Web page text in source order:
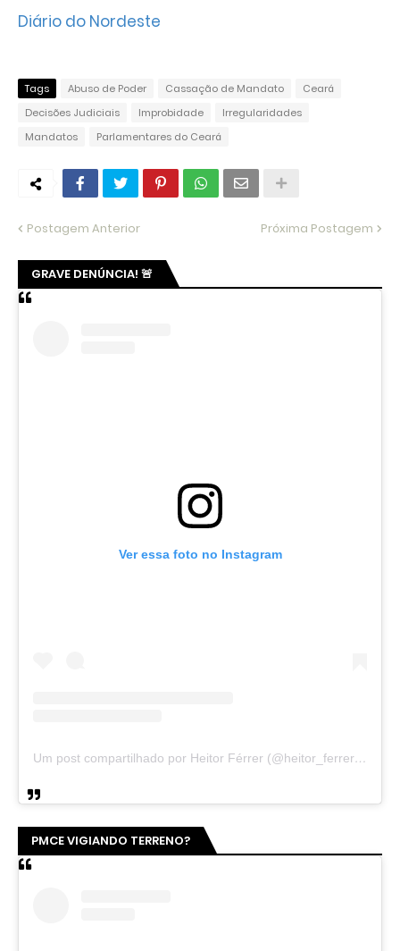
Diário do Nordeste
Tags Abuso de Poder Cassação de Mandato
Ceará
Decisões Judiciais
Improbidade
Irregularidades
Mandatos
Parlamentares do Ceará
Postagem Anterior Próxima Postagem
GRAVE DENÚNCIA! 🚨
Ver essa foto no Instagram
Um post compartilhado por Heitor Férrer (@heitor_ferrer77)
PMCE VIGIANDO TERRENO?